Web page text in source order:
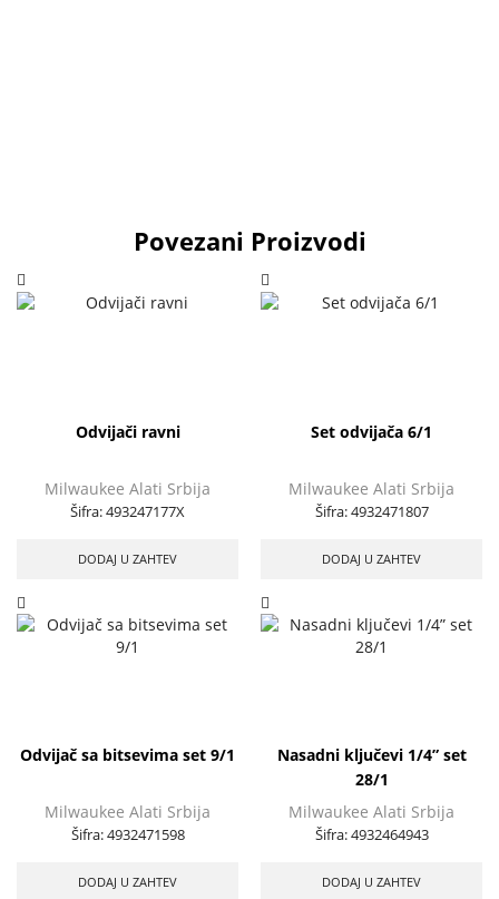
Povezani Proizvodi
Odvijači ravni
Milwaukee Alati Srbija
Šifra:493247177X
DODAJ U ZAHTEV
Set odvijača 6/1
Milwaukee Alati Srbija
Šifra:4932471807
DODAJ U ZAHTEV
Odvijač sa bitsevima set 9/1
Milwaukee Alati Srbija
Šifra:4932471598
DODAJ U ZAHTEV
Nasadni ključevi 1/4” set
28/1
Milwaukee Alati Srbija
Šifra:4932464943
DODAJ U ZAHTEV